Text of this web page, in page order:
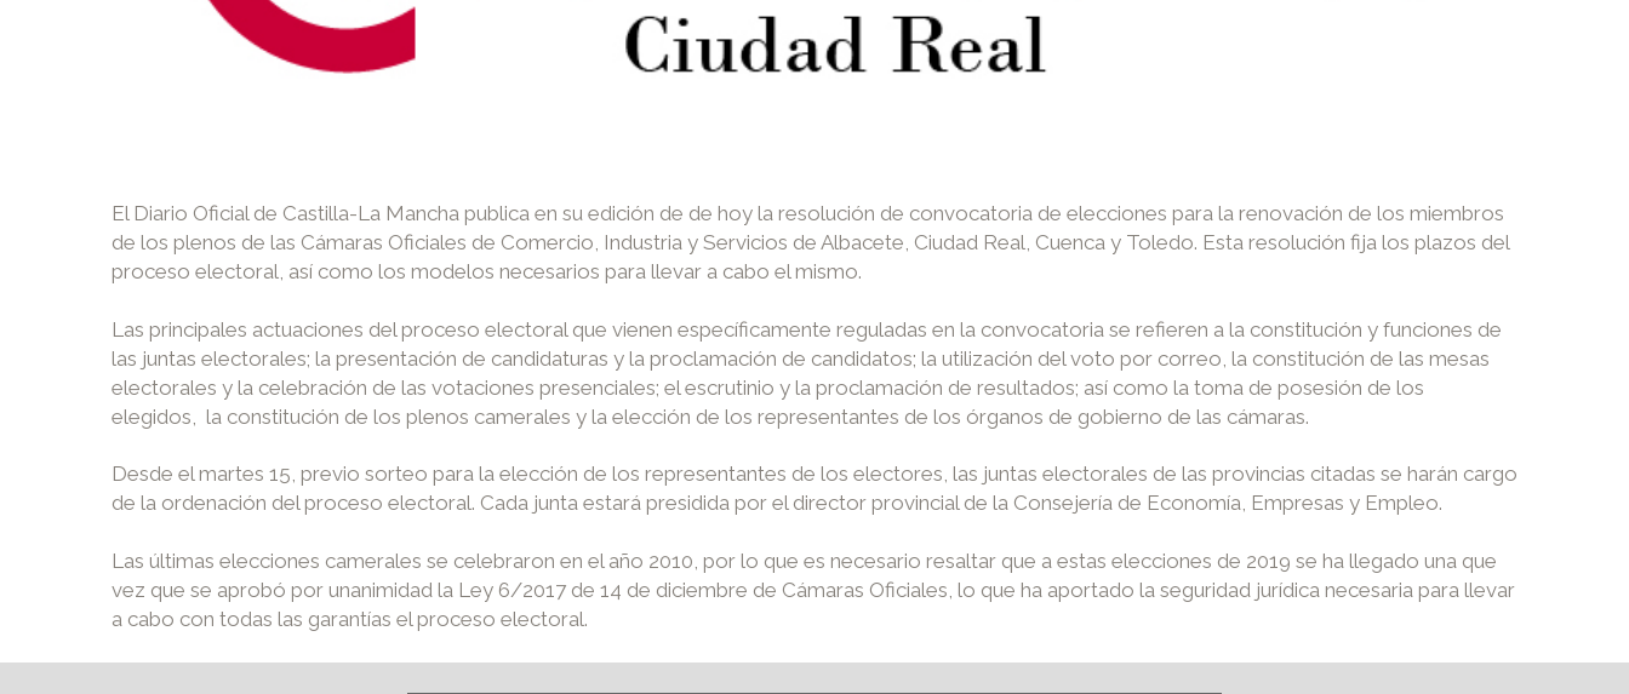
El Diario Oficial de Castilla-La Mancha publica en su edición de de hoy la resolución de convocatoria de elecciones para la renovación de los miembros
de los plenos de las Cámaras Oficiales de Comercio, Industria y Servicios de Albacete, Ciudad Real, Cuenca y Toledo. Esta resolución fija los plazos del
proceso electoral, así como los modelos necesarios para llevar a cabo el mismo.
Las principales actuaciones del proceso electoral que vienen específicamente reguladas en la convocatoria se refieren a la constitución y funciones de
las juntas electorales; la presentación de candidaturas y la proclamación de candidatos; la utilización del voto por correo, la constitución de las mesas
electorales y la celebración de las votaciones presenciales; el escrutinio y la proclamación de resultados; así como la toma de posesión de los
elegidos, la constitución de los plenos camerales y la elección de los representantes de los órganos de gobierno de las cámaras.
Desde el martes 15, previo sorteo para la elección de los representantes de los electores, las juntas electorales de las provincias citadas se harán cargo
de la ordenación del proceso electoral. Cada junta estará presidida por el director provincial de la Consejería de Economía, Empresas y Empleo.
Las últimas elecciones camerales se celebraron en el año 2010, por lo que es necesario resaltar que a estas elecciones de 2019 se ha llegado una que
vez que se aprobó por unanimidad la Ley 6/2017 de 14 de diciembre de Cámaras Oficiales, lo que ha aportado la seguridad jurídica necesaria para llevar
a cabo con todas las garantías el proceso electoral.